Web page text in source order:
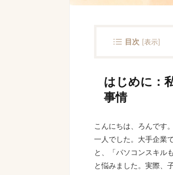
目次 [表示]
はじめに：
事情
こんにちは、ろんです
一人でした。大手企業
と、「パソコンスキル
と悩みました。実際、